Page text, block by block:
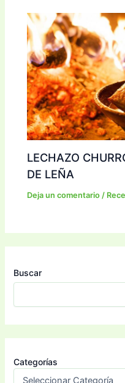
LECHAZO
DE LEÑA
Deja un comentario /
Buscar
Categorías